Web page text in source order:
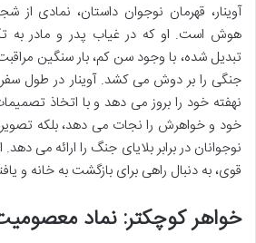
آوینار، قهرمان نوجوان داستان، نمادی
هوش است. او که در غیاب پدر و مادر به
تبدیل شده، با وجود سن کم، بار سنگین
جنگی را بر دوش می کشد. آوینار در طول
نهفته خود را بروز می دهد و با اتخاذ
خود و خواهرش را نجات می دهد، بلکه
نوجوانان در برابر بلایای جنگ را ارائه می
قوی، به دنبال راهی برای بازگشت به خانه و
خواهر کوچکتر: نماد